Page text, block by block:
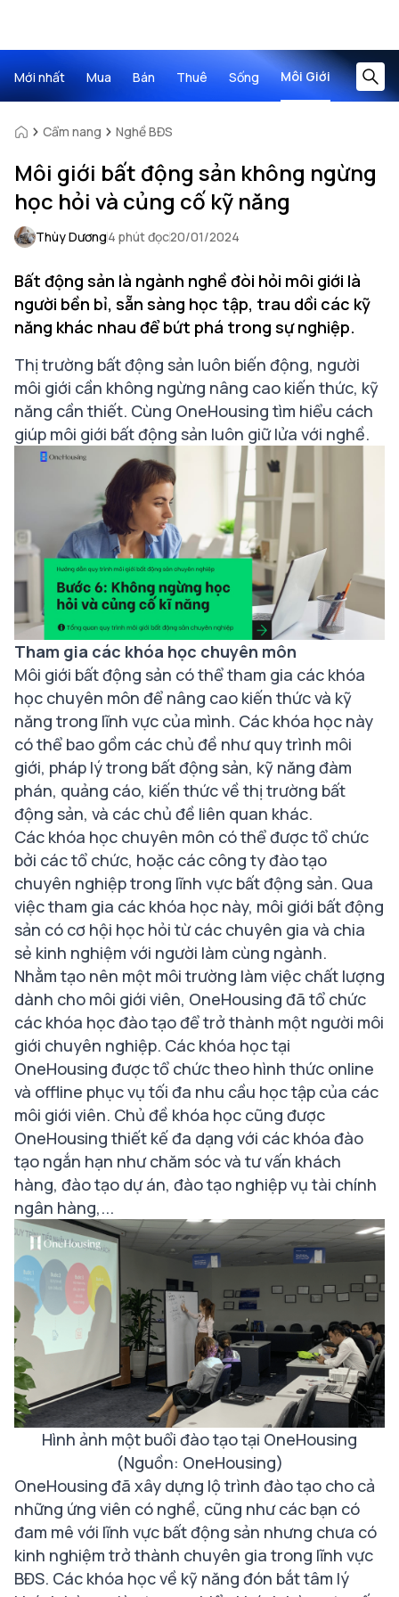
Mới nhất Mua Bán Thuê Sống Môi Giới
Cẩm nang Nghề BĐS
Môi giới bất động sản không ngừng
học hỏi và củng cố kỹ năng
Thùy Dương4 phút đọc20/01/2024
Bất động sản là ngành nghề đòi hỏi môi giới là
người bền bỉ, sẵn sàng học tập, trau dồi các kỹ
năng khác nhau để bứt phá trong sự nghiệp.
Thị trường bất động sản luôn biến động, người
môi giới cần không ngừng nâng cao kiến thức, kỹ
năng cần thiết. Cùng OneHousing tìm hiểu cách
giúp môi giới bất động sản luôn giữ lửa với nghề.
Tham gia các khóa học chuyên môn
Môi giới bất động sản có thể tham gia các khóa
học chuyên môn để nâng cao kiến thức và kỹ
năng trong lĩnh vực của mình. Các khóa học này
có thể bao gồm các chủ đề như quy trình môi
giới, pháp lý trong bất động sản, kỹ năng đàm
phán, quảng cáo, kiến thức về thị trường bất
động sản, và các chủ đề liên quan khác.
Các khóa học chuyên môn có thể được tổ chức
bởi các tổ chức, hoặc các công ty đào tạo
chuyên nghiệp trong lĩnh vực bất động sản. Qua
việc tham gia các khóa học này, môi giới bất động
sản có cơ hội học hỏi từ các chuyên gia và chia
sẻ kinh nghiệm với người làm cùng ngành.
Nhằm tạo nên một môi trường làm việc chất lượng
dành cho môi giới viên, OneHousing đã tổ chức
các khóa học đào tạo để trở thành một người môi
giới chuyên nghiệp. Các khóa học tại
OneHousing được tổ chức theo hình thức online
và offline phục vụ tối đa nhu cầu học tập của các
môi giới viên. Chủ đề khóa học cũng được
OneHousing thiết kế đa dạng với các khóa đào
tạo ngắn hạn như chăm sóc và tư vấn khách
hàng, đào tạo dự án, đào tạo nghiệp vụ tài chính
ngân hàng,...
Hình ảnh một buổi đào tạo tại OneHousing
(Nguồn: OneHousing)
OneHousing đã xây dựng lộ trình đào tạo cho cả
những ứng viên có nghề, cũng như các bạn có
đam mê với lĩnh vực bất động sản nhưng chưa có
kinh nghiệm trở thành chuyên gia trong lĩnh vực
BĐS. Các khóa học về kỹ năng đón bắt tâm lý